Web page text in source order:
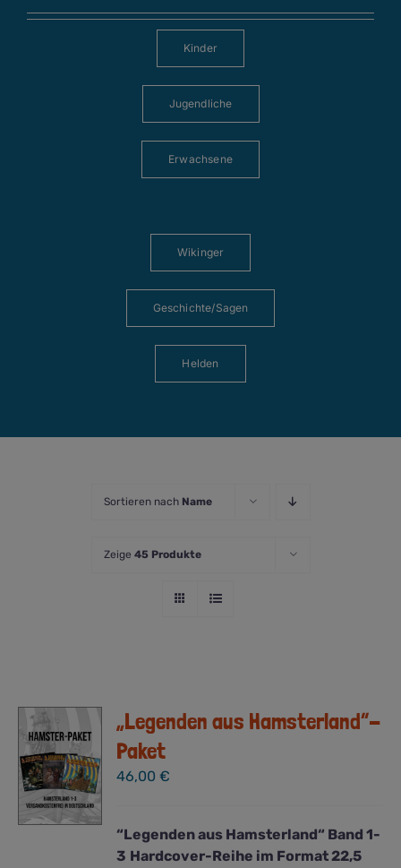
Kinder
Jugendliche
Erwachsene
Wikinger
Geschichte/Sagen
Helden
Sortieren nach Name
Zeige 45 Produkte
„Legenden aus Hamsterland“-
Paket
46,00€
“Legenden aus Hamsterland“ Band 1-
3 Hardcover-Reihe im Format 22,5